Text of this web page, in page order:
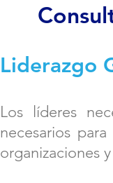
Liderazgo
Los líderes
necesarios
organizaciones